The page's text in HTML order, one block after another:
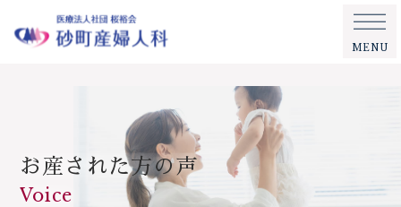
MENU
お産された方の声
Voice